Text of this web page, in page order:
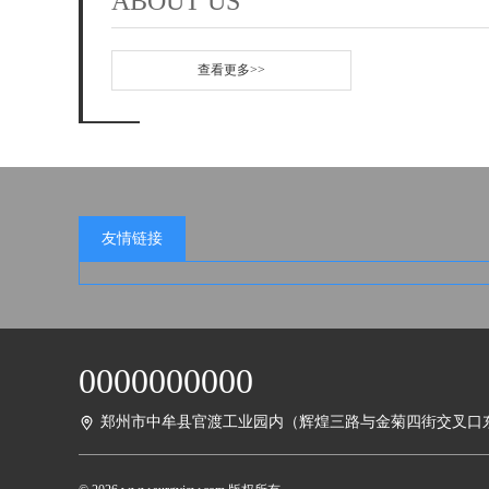
查看更多>>
友情链接
0000000000
郑州市中牟县官渡工业园内（辉煌三路与金菊四街交叉口